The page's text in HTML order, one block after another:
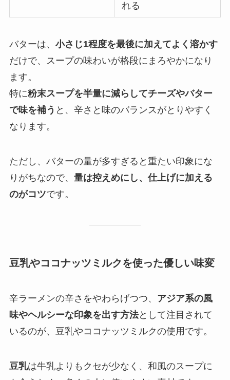
れる
バターは、 小さじ1程度を最後に加えてよく溶かす
だけで、スープの味わいが格段にまろやかになり
ます。
特に粉末スープを半量に減らしてチーズやバター
で味を補う と、辛さと味のバランスがとりやすく
なります。
ただし、バターの量が多すぎると重たい印象にな
りがちなので、 量は控えめにし、仕上げに加える
のがコツです。
豆乳やココナッツミルクを使った優しい味変
辛ラーメンの辛さをやわらげつつ、 アジア系の風
味やヘルシーな印象を出す方法として注目されて
いるのが、豆乳やココナッツミルクの使用です。
豆乳は牛乳よりもクセが少なく、和風のスープに